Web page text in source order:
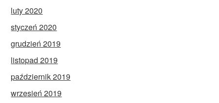
luty 2020
styczeń 2020
grudzień 2019
listopad 2019
październik 2019
wrzesień 2019